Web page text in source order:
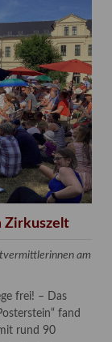
Zirkuszelt
am
frei! – Das
fand
rund 90